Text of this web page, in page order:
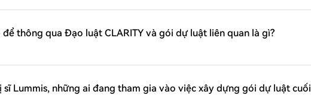
thông qua Đạo luật CLARITY và gói dự luật liên quan là gì?
Lummis, những ai đang tham gia vào việc xây dựng gói dự luật cuối